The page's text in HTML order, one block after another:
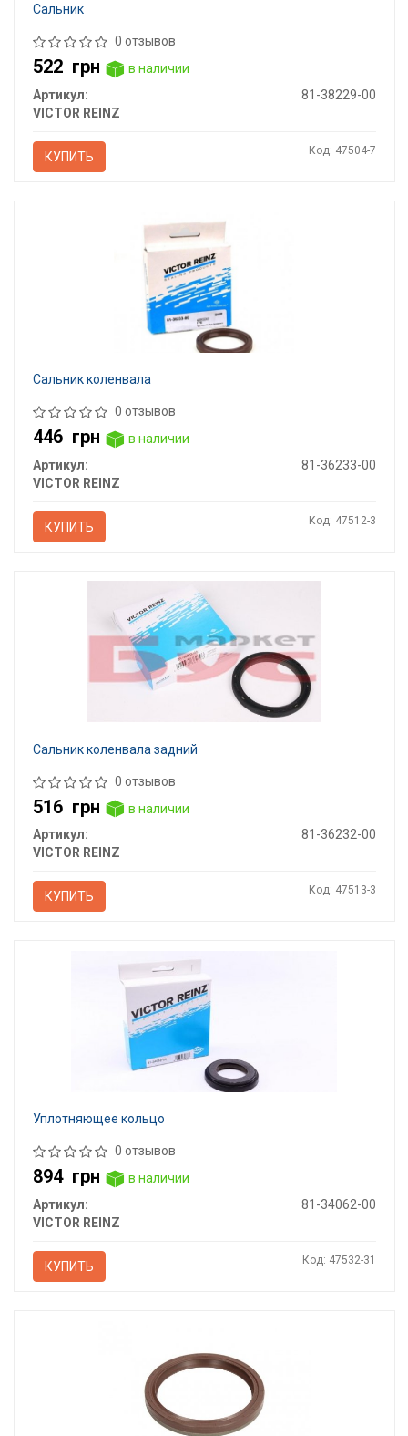
Сальник
0 отзывов
522 грн
в наличии
Артикул:
81-38229-00
VICTOR REINZ
КУПИТЬ Код: 47504-7
Сальник коленвала
0 отзывов
446 грн
в наличии
Артикул:
81-36233-00
VICTOR REINZ
КУПИТЬ Код: 47512-3
Сальник коленвала задний
0 отзывов
516 грн
в наличии
Артикул:
81-36232-00
VICTOR REINZ
КУПИТЬ Код: 47513-3
Уплотняющее кольцо
0 отзывов
894 грн
в наличии
Артикул:
81-34062-00
VICTOR REINZ
КУПИТЬ Код: 47532-31